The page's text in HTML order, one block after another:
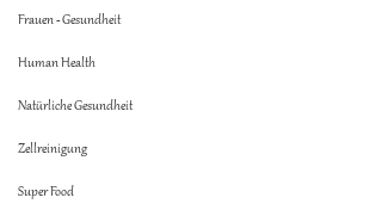
Frauen - Gesundheit
Human Health
Natürliche Gesundheit
Zellreinigung
Super Food